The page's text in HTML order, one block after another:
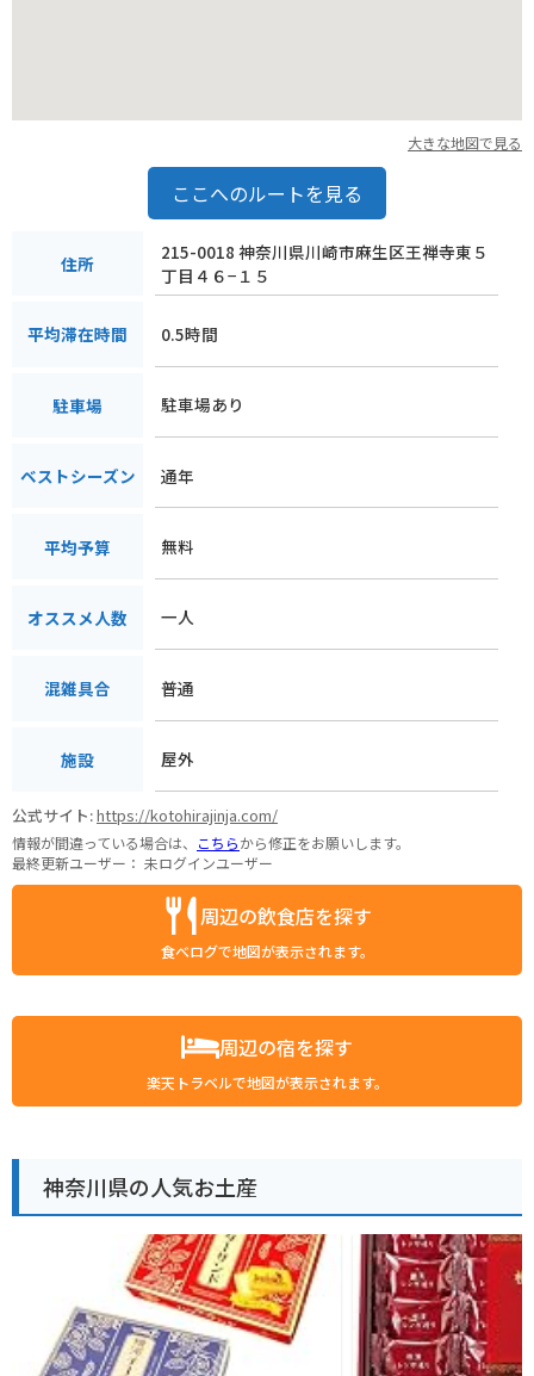
大きな地図で見る
ここへのルートを見る
住所
215-0018 神奈川県川崎市麻生区王禅寺東５
丁目４６−１５
平均滞在時間 0.5時間
駐車場 駐車場あり
ベストシーズン 通年
平均予算 無料
オススメ人数 一人
混雑具合 普通
施設 屋外
公式サイト:https://kotohirajinja.com/
情報が間違っている場合は、 こちらから修正をお願いします。
最終更新ユーザー： 未ログインユーザー
周辺の飲食店を探す
食べログで地図が表示されます。
周辺の宿を探す
楽天トラベルで地図が表示されます。
神奈川県の人気お土産